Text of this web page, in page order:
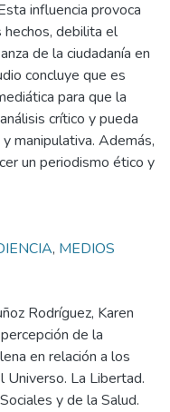
influencia provoca
debilita el
de la ciudadanía en
concluye que es
para que la
crítico y pueda
manipulativa. Además,
un periodismo ético y
, MEDIOS
Rodríguez, Karen
de la
en relación a los
Universo. La Libertad.
y de la Salud.